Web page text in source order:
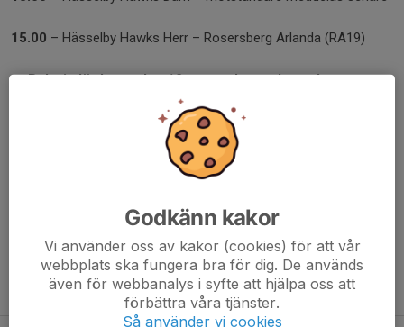
15.00 – Hässelby Hawks Herr – Rosersberg Arlanda (RA19)
📅Boka in lördagen den 12 september redan nu!
Mer information och ett detaljerat schema publiceras löpande
svenskalag.se/hskinnebandy-hawks-dagen
Vi ses i Hässelbyhallen – tillsammans är vi Hawks!
Anmälanför spelare och ledare görs till sin lagledare via kallelse
från Svenska lag!
Godkänn kakor
Vi använder oss av kakor (cookies) för att vår
webbplats ska fungera bra för dig. De används
även för webbanalys i syfte att hjälpa oss att
förbättra våra tjänster.
Så använder vi cookies